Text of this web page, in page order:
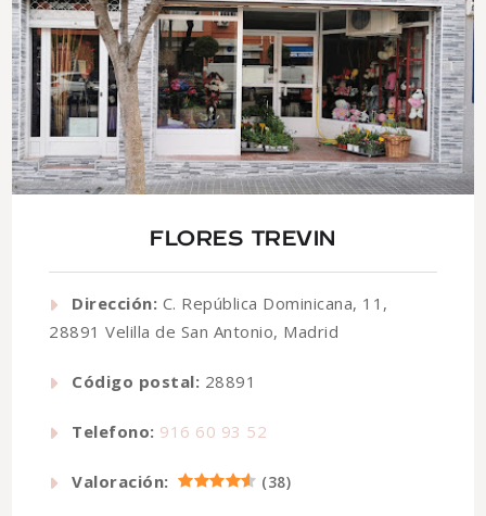
FLORES TREVIN
Dirección: C. República Dominicana, 11,
28891 Velilla de San Antonio, Madrid
Código postal: 28891
Telefono: 916 60 93 52
Valoración: (38)